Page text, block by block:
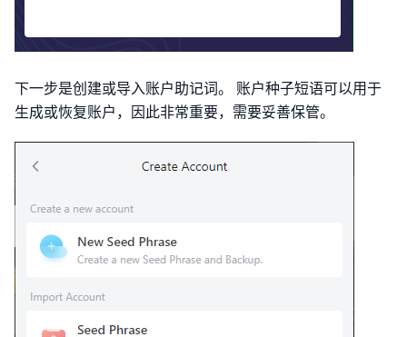
下一步是创建或导入账户助记词。 账户种子短语可以用于
生成或恢复账户，因此非常重要，需要妥善保管。